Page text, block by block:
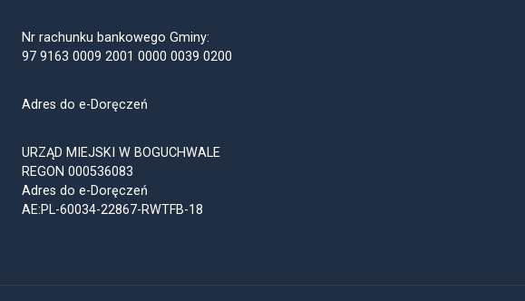
Nr rachunku bankowego Gminy:
97 9163 0009 2001 0000 0039 0200
Adres do e-Doręczeń
URZĄD MIEJSKI W BOGUCHWALE
REGON 000536083
Adres do e-Doręczeń
AE:PL-60034-22867-RWTFB-18